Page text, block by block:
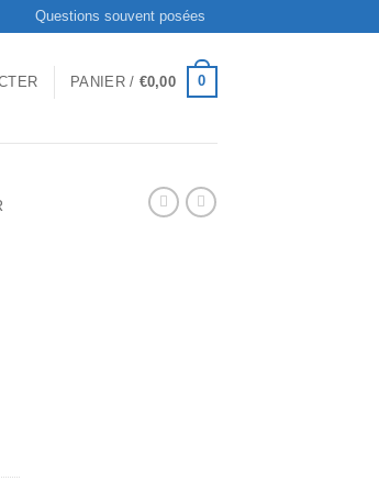
Questions souvent posées
PANIER / €0,00 0